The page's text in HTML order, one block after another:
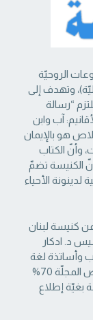
الروحيّة
وتهدف إلى
“رسالة
آب وابن
هو بالإيمان
وأنّ الكتاب
الكنيسة تضمّ
الأحياء
عن كنيسة لبنان
د. ادكار
من كتّاب وأساتذة لغة
‏وإخراج ومصوّرين وفريق تسويق وإداريّين. تُخصّص المجلّة 70%
‏وتترك 30% للترجمة بغيّة إطلاع